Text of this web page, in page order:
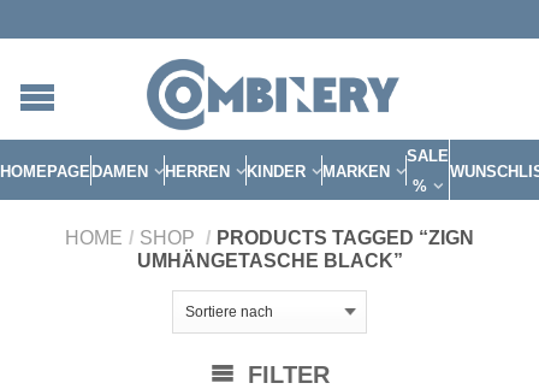
HOMEPAGE DAMEN HERREN KINDER MARKEN
SALE
%
HOME / SHOP / PRODUCTS TAGGED “ZIGN
UMHÄNGETASCHE BLACK”
FILTER